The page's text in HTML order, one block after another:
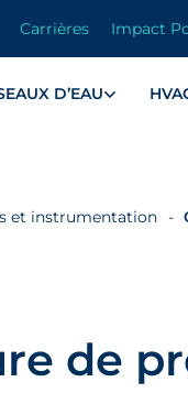
D’EAU
Carrières Impact
et instrumentation
de